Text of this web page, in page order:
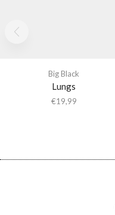
Big Black
Lungs
€19,99